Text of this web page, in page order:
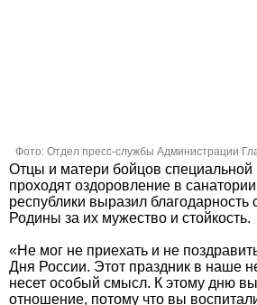
Фото: Отдел пресс-службы Администрации
Отцы и матери бойцов специальной
проходят оздоровление в
республики выразил
Родины за их мужество и стойкость.
«Не мог не приехать и не
Дня России. Этот праздник в наше
несет особый смысл. К этому дню
отношение, потому что вы